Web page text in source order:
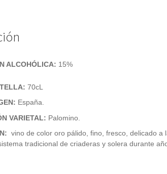
ALCOHÓLICA: 15%
70cL
España.
VARIETAL: Palomino.
: vino de color oro pálido, fino, fresco, delicado
tradicional de criaderas y solera durante